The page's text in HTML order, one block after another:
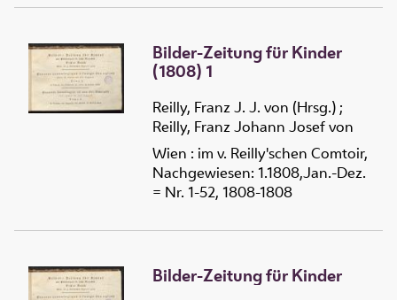
Bilder-Zeitung für Kinder
(1808) 1
Reilly, Franz J. J. von (Hrsg.) ;
Reilly, Franz Johann Josef von
Wien : im v. Reilly'schen Comtoir,
Nachgewiesen: 1.1808,Jan.-Dez.
= Nr. 1-52, 1808-1808
Bilder-Zeitung für Kinder